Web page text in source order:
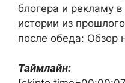
блогера и рекламу
истории из
после обеда: Обзор
Таймлайн: